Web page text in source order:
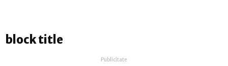
block title
Publicitate